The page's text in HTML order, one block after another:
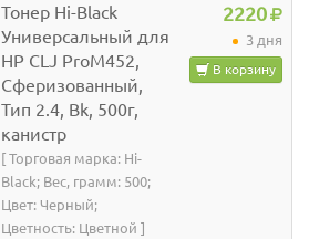
Тонер Hi-Black
Универсальный для
HP CLJ ProM452,
Сферизованный,
Тип 2.4, Bk, 500г,
канистр
[ Торговая марка: Hi-
Black; Вес, грамм: 500;
Цвет: Черный;
Цветность: Цветной ]
2220
3 дня
В корзину